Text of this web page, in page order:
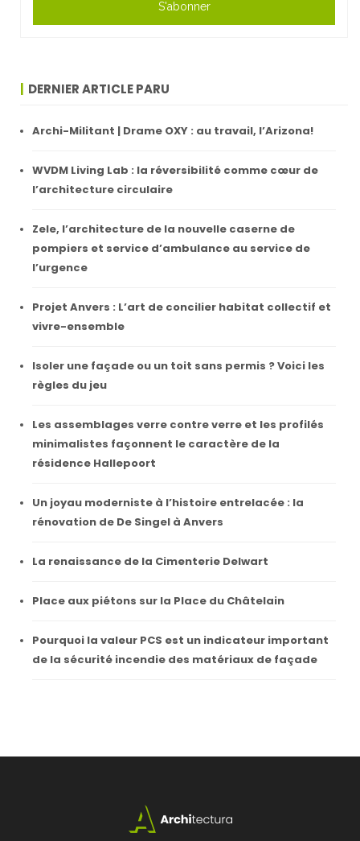
S'abonner
DERNIER ARTICLE PARU
Archi-Militant | Drame OXY : au travail, l’Arizona!
WVDM Living Lab : la réversibilité comme cœur de
l’architecture circulaire
Zele, l’architecture de la nouvelle caserne de
pompiers et service d’ambulance au service de
l’urgence
Projet Anvers : L’art de concilier habitat collectif et
vivre-ensemble
Isoler une façade ou un toit sans permis ? Voici les
règles du jeu
Les assemblages verre contre verre et les profilés
minimalistes façonnent le caractère de la
résidence Hallepoort
Un joyau moderniste à l’histoire entrelacée : la
rénovation de De Singel à Anvers
La renaissance de la Cimenterie Delwart
Place aux piétons sur la Place du Châtelain
Pourquoi la valeur PCS est un indicateur important
de la sécurité incendie des matériaux de façade